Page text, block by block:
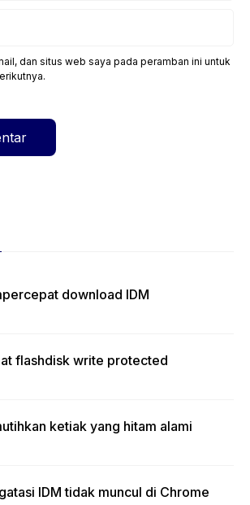
dan situs web saya pada peramban ini untuk
download IDM
flashdisk write protected
ketiak yang hitam alami
IDM tidak muncul di Chrome